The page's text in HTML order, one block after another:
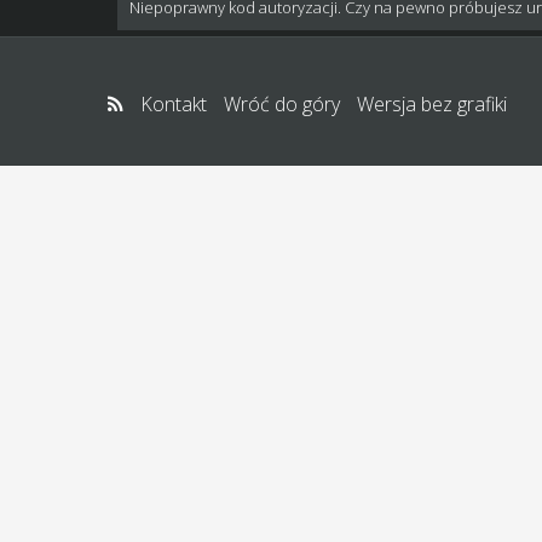
Niepoprawny kod autoryzacji. Czy na pewno próbujesz
Kontakt Wróć do góry Wersja bez grafiki